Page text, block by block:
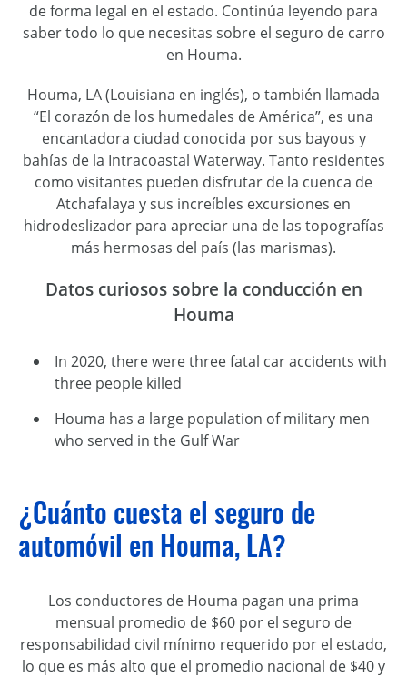
de forma legal en el estado. Continúa leyendo para
saber todo lo que necesitas sobre el seguro de carro
en Houma.
Houma, LA (Louisiana en inglés), o también llamada
“El corazón de los humedales de América”, es una
encantadora ciudad conocida por sus bayous y
bahías de la Intracoastal Waterway. Tanto residentes
como visitantes pueden disfrutar de la cuenca de
Atchafalaya y sus increíbles excursiones en
hidrodeslizador para apreciar una de las topografías
más hermosas del país (las marismas).
Datos curiosos sobre la conducción en
Houma
In 2020, there were three fatal car accidents with
three people killed
Houma has a large population of military men
who served in the Gulf War
¿Cuánto cuesta el seguro de
automóvil en Houma, LA?
Los conductores de Houma pagan una prima
mensual promedio de $60 por el seguro de
responsabilidad civil mínimo requerido por el estado,
lo que es más alto que el promedio nacional de $40 y